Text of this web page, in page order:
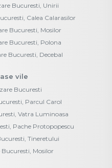
Bucuresti, Unirii
Calea Calarasilor
Bucuresti, Mosilor
Bucuresti, Polona
Bucuresti, Decebal
vile
Bucuresti
Parcul Carol
Vatra Luminoasa
Pache Protopopescu
Tineretului
Bucuresti, Mosilor